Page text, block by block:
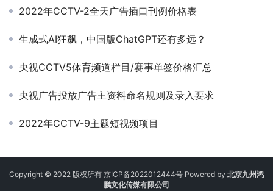
2022年CCTV-2全天广告插口刊例价格表
生成式AI狂飙，中国版ChatGPT还有多远？
央视CCTV5体育频道栏目/赛事单签价格汇总
央视广告投放广告主资料命名规则及录入要求
2022年CCTV-9主题短视频项目
Copyright © 2022 版权所有 京ICP备2022012444号 Powered by 北京九州鸿
鹏文化传媒有限公司